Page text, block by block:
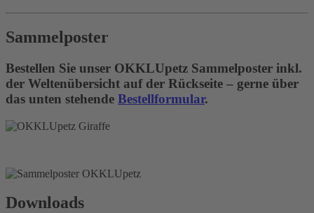
Sammelposter
Bestellen Sie unser OKKLUpetz Sammelposter inkl.
der Weltenübersicht auf der Rückseite – gerne über
das unten stehende Bestellformular.
Downloads